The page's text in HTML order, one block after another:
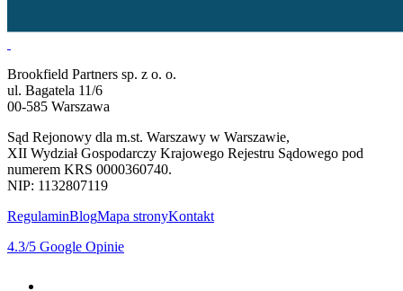
Brookfield Partners sp. z o. o.
ul. Bagatela 11/6
00-585 Warszawa
Sąd Rejonowy dla m.st. Warszawy w Warszawie,
XII Wydział Gospodarczy Krajowego Rejestru Sądowego pod
numerem KRS 0000360740.
NIP: 1132807119
RegulaminBlogMapa stronyKontakt
4.3/5 Google Opinie